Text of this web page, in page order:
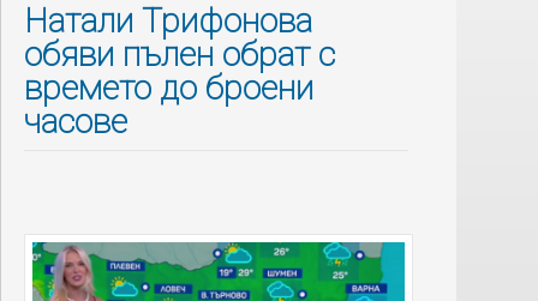
Натали Трифонова
обяви пълен обрат с
времето до броени
часове